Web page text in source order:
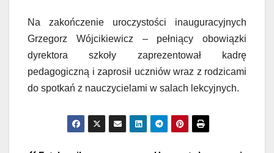
Na zakończenie uroczystości inauguracyjnych
Grzegorz Wójcikiewicz – pełniący obowiązki
dyrektora szkoły zaprezentował kadrę
pedagogiczną i zaprosił uczniów wraz z rodzicami
do spotkań z nauczycielami w salach lekcyjnych.